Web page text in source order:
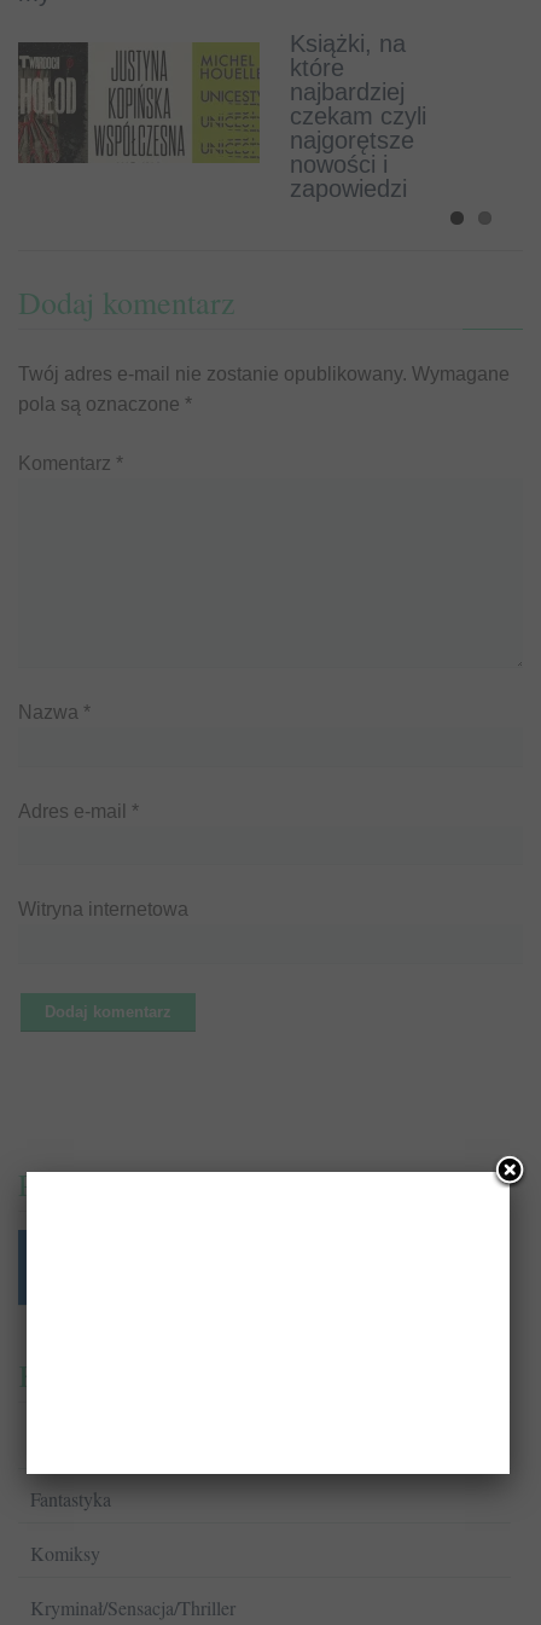
Książki, na
które
najbardziej
czekam czyli
najgorętsze
nowości i
zapowiedzi
inspirowana
prozą
Harukiego
Murakamiego
!
Dodaj komentarz
Twój adres e-mail nie zostanie opublikowany. Wymagane
pola są oznaczone *
Komentarz *
Nazwa *
Adres e-mail *
Witryna internetowa
PrzeczytajTo.pl na:
Kategorie
Fantastyka
Komiksy
Kryminał/Sensacja/Thriller